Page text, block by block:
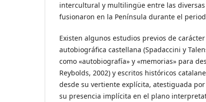
intercultural y multilingüe entre las
fusionaron en la Península durante el
Existen algunos estudios previos de
autobiográfica castellana (Spadaccini y
como «autobiografía» y «memorias» para
Reybolds, 2002) y escritos históricos
desde su vertiente explícita, atestiguada
su presencia implícita en el plano